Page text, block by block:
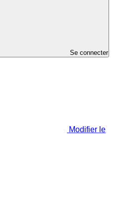
Se connecter
Modifier le